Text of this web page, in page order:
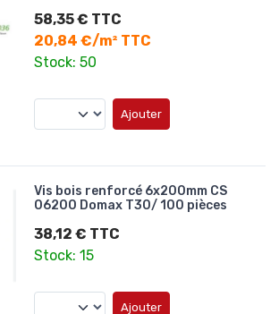
58,35 € TTC
20,84 €/m² TTC
Stock: 50
Ajouter
Vis bois renforcé 6x200mm CS
06200 Domax T30/ 100 pièces
38,12 € TTC
Stock: 15
Ajouter